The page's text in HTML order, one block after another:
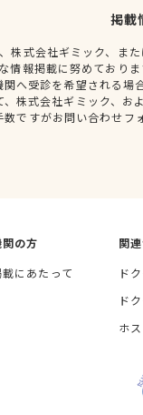
掲載
株式会社ギミック、ま
情報掲載に努めており
へ受診を希望される
株式会社ギミック、
ですがお問い合わせ
の方
にあたって
関
ド
ド
ホ